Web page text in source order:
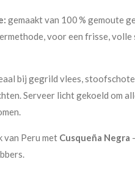
gemaakt van 100 % gemoute
voor een frisse, volle
bij gegrild vlees,
Serveer licht gekoeld om
van Peru met Cusqueña Negra